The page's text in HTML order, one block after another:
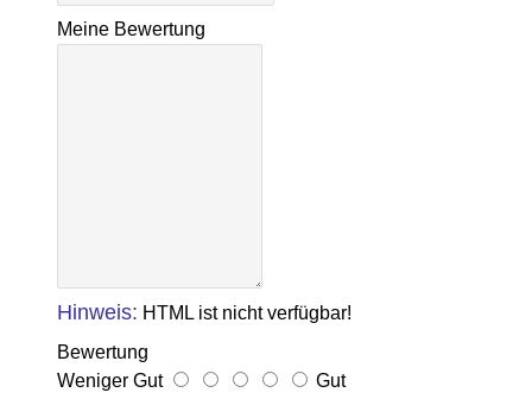
Meine Bewertung
Hinweis: HTML ist nicht verfügbar!
Bewertung
Weniger Gut
Gut